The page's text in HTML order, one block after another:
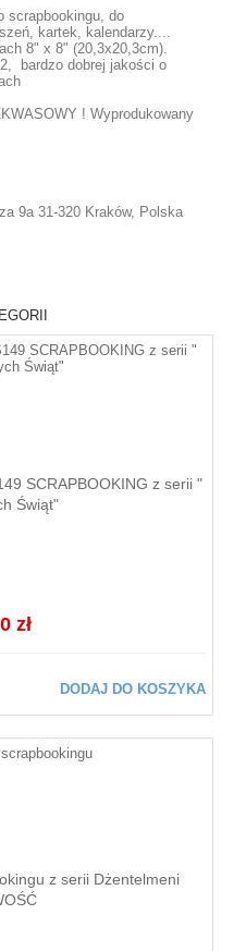
scrapbookingu, do
kartek, kalendarzy....
8" x 8" (20,3x20,3cm).
bardzo dobrej jakości o
! Wyprodukowany
9a 31-320 Kraków, Polska
SCRAPBOOKING z serii "
Świąt"
zł
DODAJ DO KOSZYKA
z serii Dżentelmeni